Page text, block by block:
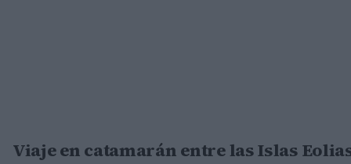
Viaje en catamarán entre las Islas